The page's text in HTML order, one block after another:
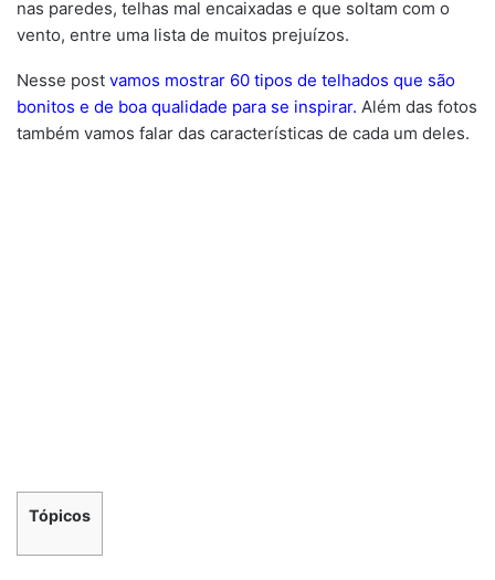
nas paredes, telhas mal encaixadas e que soltam com o
vento, entre uma lista de muitos prejuízos.
Nesse post vamos mostrar 60 tipos de telhados que são
bonitos e de boa qualidade para se inspirar. Além das fotos
também vamos falar das características de cada um deles.
Tópicos